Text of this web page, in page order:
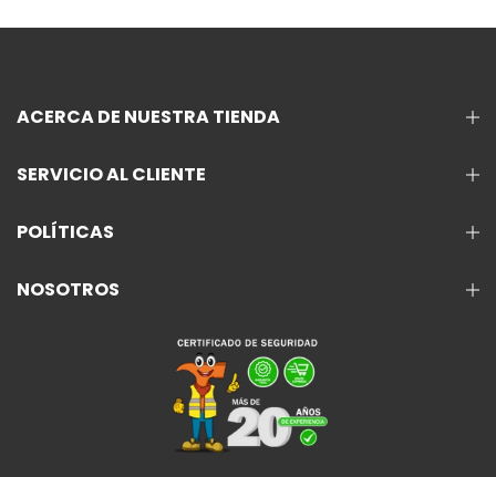
ACERCA DE NUESTRA TIENDA
SERVICIO AL CLIENTE
POLÍTICAS
NOSOTROS